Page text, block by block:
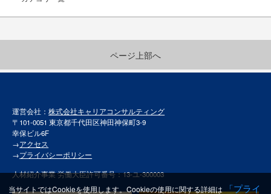
ページ上部へ
運営会社：株式会社キャリアコンサルティング
〒101-0051 東京都千代田区神田神保町3-9
幸保ビル6F
→アクセス
→プライバシーポリシー
人材紹介事業 労働大臣許可番号：13-ユ-300003
当サイトではCookieを使用します。Cookieの使用に関する詳細は 「プライ